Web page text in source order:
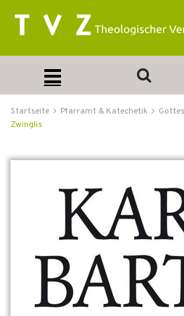
Startseite Pfarramt & Katechetik
Zwinglis